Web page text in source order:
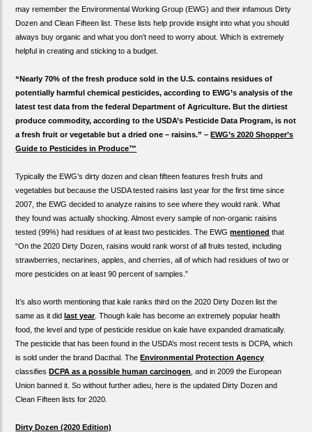
may remember the Environmental Working Group (EWG) and their infamous Dirty
Dozen and Clean Fifteen list. These lists help provide insight into what you should
always buy organic and what you don’t need to worry about. Which is extremely
helpful in creating and sticking to a budget.
“Nearly 70% of the fresh produce sold in the U.S. contains residues of
potentially harmful chemical pesticides, according to EWG’s analysis of the
latest test data from the federal Department of Agriculture. But the dirtiest
produce commodity, according to the USDA’s Pesticide Data Program, is not
a fresh fruit or vegetable but a dried one – raisins.” –EWG’s 2020 Shopper’s
Guide to Pesticides in Produce™
Typically the EWG’s dirty dozen and clean fifteen features fresh fruits and
vegetables but because the USDA tested raisins last year for the first time since
2007, the EWG decided to analyze raisins to see where they would rank. What
they found was actually shocking. Almost every sample of non-organic raisins
tested (99%) had residues of at least two pesticides. The EWGmentioned that
“On the 2020 Dirty Dozen, raisins would rank worst of all fruits tested, including
strawberries, nectarines, apples, and cherries, all of which had residues of two or
more pesticides on at least 90 percent of samples.”
It’s also worth mentioning that kale ranks third on the 2020 Dirty Dozen list the
same as it didlast year. Though kale has become an extremely popular health
food, the level and type of pesticide residue on kale have expanded dramatically.
The pesticide that has been found in the USDA’s most recent tests is DCPA, which
is sold under the brand Dacthal. TheEnvironmental Protection Agency
classifiesDCPA as a possible human carcinogen , and in 2009 the European
Union banned it. So without further adieu, here is the updated Dirty Dozen and
Clean Fifteen lists for 2020.
Dirty Dozen (2020 Edition)